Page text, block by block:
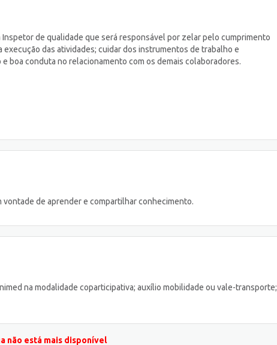
de qualidade que será responsável por zelar pelo cumprimento
das atividades; cuidar dos instrumentos de trabalho e
boa conduta no relacionamento com os demais colaboradores.
vontade de aprender e compartilhar conhecimento.
na modalidade coparticipativa; auxílio mobilidade ou vale-transporte;
não está mais disponível